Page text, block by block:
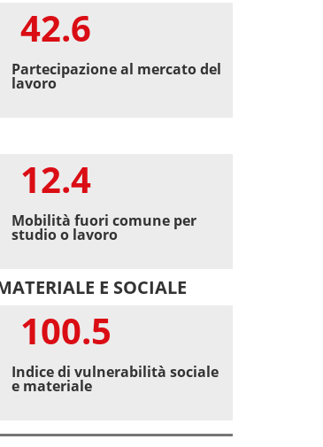
42.6
Partecipazione al mercato del
lavoro
12.4
Mobilità fuori comune per
studio o lavoro
E SOCIALE
100.5
Indice di vulnerabilità sociale
e materiale